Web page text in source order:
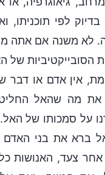
לפי תוכניתו,
לא משנה אם אתה
של
אין אדם או דבר
את מה שהאל
על סמכותו של האל.)
ברא את בני האדם
צעד, האנושות